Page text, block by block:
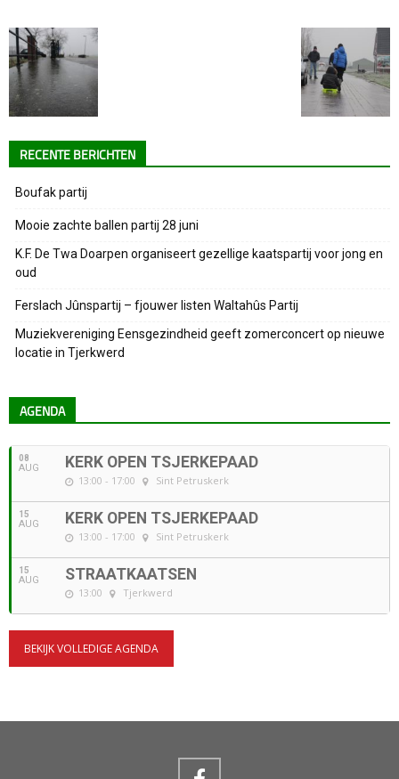
RECENTE BERICHTEN
Boufak partij
Mooie zachte ballen partij 28 juni
K.F. De Twa Doarpen organiseert gezellige kaatspartij voor jong en
oud
Ferslach Jûnspartij – fjouwer listen Waltahûs Partij
Muziekvereniging Eensgezindheid geeft zomerconcert op nieuwe
locatie in Tjerkwerd
AGENDA
08
AUG KERK OPEN TSJERKEPAAD
13:00 - 17:00 Sint Petruskerk
15
AUG KERK OPEN TSJERKEPAAD
13:00 - 17:00 Sint Petruskerk
15
AUG STRAATKAATSEN
13:00 Tjerkwerd
BEKIJK VOLLEDIGE AGENDA